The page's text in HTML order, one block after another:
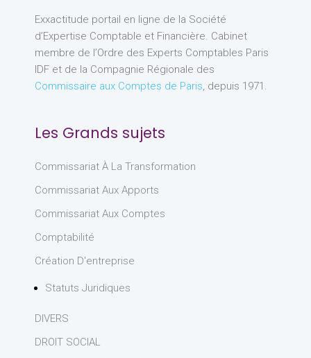
Exxactitude portail en ligne de la Société
d’Expertise Comptable et Financière. Cabinet
membre de l’Ordre des Experts Comptables Paris
IDF et de la Compagnie Régionale des
Commissaire aux Comptes de Paris, depuis 1971.
Les Grands sujets
Commissariat À La Transformation
Commissariat Aux Apports
Commissariat Aux Comptes
Comptabilité
Création D'entreprise
Statuts Juridiques
DIVERS
DROIT SOCIAL